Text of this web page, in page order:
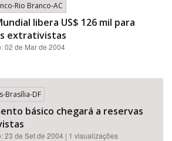
Rio Branco-AC
libera US$ 126 mil para
extrativistas
02 de Mar de 2004
Brasília-DF
básico chegará a reservas
23 de Set de 2004 | 1 visualizações